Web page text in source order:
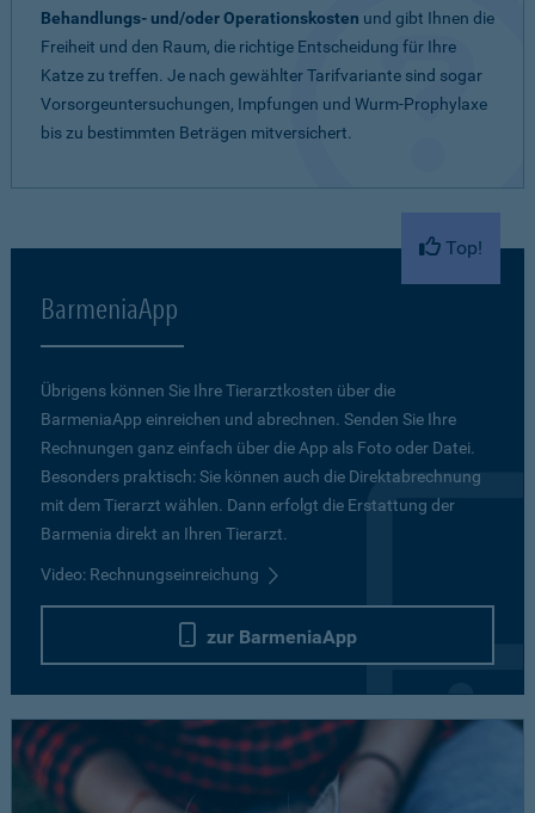
Behandlungs- und/oder Operationskosten und gibt Ihnen die
Freiheit und den Raum, die richtige Entscheidung für Ihre
Katze zu treffen. Je nach gewählter Tarifvariante sind sogar
Vorsorgeuntersuchungen, Impfungen und Wurm-Prophylaxe
bis zu bestimmten Beträgen mitversichert.
Top!
BarmeniaApp
Übrigens können Sie Ihre Tierarztkosten über die
BarmeniaApp einreichen und abrechnen. Senden Sie Ihre
Rechnungen ganz einfach über die App als Foto oder Datei.
Besonders praktisch: Sie können auch die Direktabrechnung
mit dem Tierarzt wählen. Dann erfolgt die Erstattung der
Barmenia direkt an Ihren Tierarzt.
Video: Rechnungseinreichung
zur BarmeniaApp